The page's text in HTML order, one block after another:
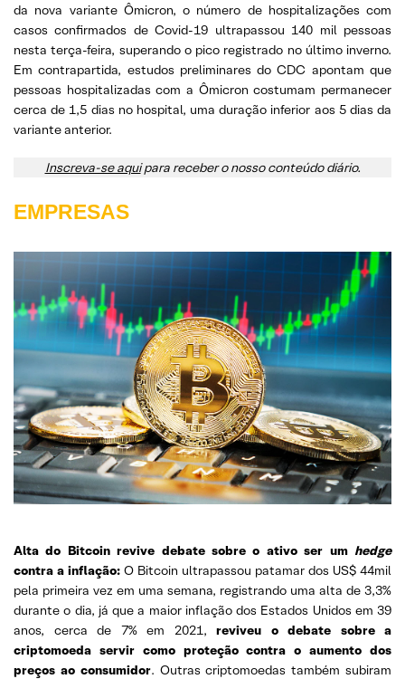
da nova variante Ômicron, o número de hospitalizações com
casos confirmados de Covid-19 ultrapassou 140 mil pessoas
nesta terça-feira, superando o pico registrado no último inverno.
Em contrapartida, estudos preliminares do CDC apontam que
pessoas hospitalizadas com a Ômicron costumam permanecer
cerca de 1,5 dias no hospital, uma duração inferior aos 5 dias da
variante anterior.
Inscreva-se aquipara receber o nosso conteúdo diário.
EMPRESAS
Alta do Bitcoin revive debate sobre o ativo ser um hedge
contra a inflação: O Bitcoin ultrapassou patamar dos US$ 44mil
pela primeira vez em uma semana, registrando uma alta de 3,3%
durante o dia, já que a maior inflação dos Estados Unidos em 39
anos, cerca de 7% em 2021, reviveu o debate sobre a
criptomoeda servir como proteção contra o aumento dos
preços ao consumidor. Outras criptomoedas também subiram